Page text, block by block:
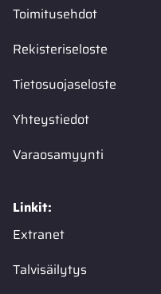
Toimitusehdot
Rekisteriseloste
Tietosuojaseloste
Yhteystiedot
Varaosamyynti
Linkit:
Extranet
Talvisäilytys